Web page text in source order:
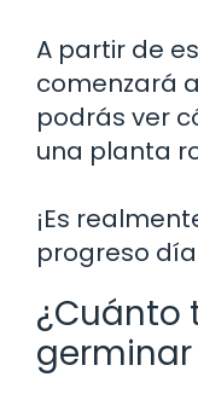
A partir de
comenzará
podrás ver
una planta
¡Es
progreso
¿Cuánto